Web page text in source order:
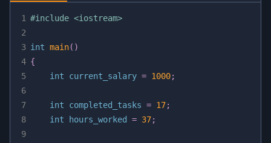
1
2
3
4
5
6
7
8
9
#include <iostream>
int main( )
{
int current_salary = 1000;
int completed_tasks = 17;
int hours_worked = 37;